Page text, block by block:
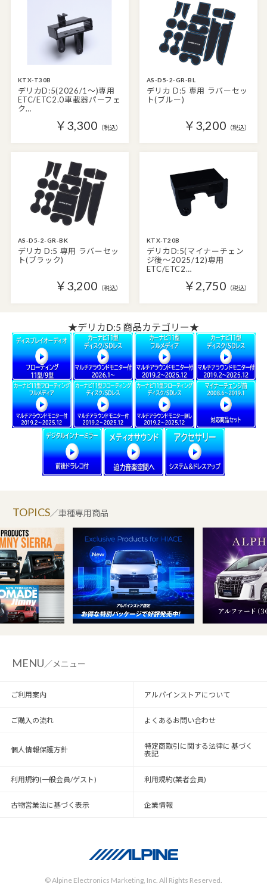
KTX-T30B
デリカD:5(2026/1～)専用
ETC/ETC2.0車載器パーフェ
ク…
￥3,300 （税込）
AS-D5-2-GR-BL
デリカ D:5 専用 ラバーセッ
ト(ブルー)
￥3,200 （税込）
AS-D5-2-GR-BK
デリカ D:5 専用 ラバーセッ
ト(ブラック)
￥3,200 （税込）
KTX-T20B
デリカD:5(マイナーチェン
ジ後～2025/12)専用
ETC/ETC2…
￥2,750 （税込）
★デリカD:5 商品カテゴリー★
／車種専用商品
MENU／メニュー
ご利用案内 アルパインストアについて
ご購入の流れ よくあるお問い合わせ
個人情報保護方針
特定商取引に関する法律に 基づく
表記
利用規約(一般会員/ゲスト) 利用規約(業者会員)
古物営業法に基づく表示 企業情報
© Alpine Electronics Marketing, Inc. All Rights Reserved.